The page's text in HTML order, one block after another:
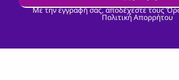
Με την εγγραφή σας, αποδέχεστε τους
Πολιτική Απορρήτου